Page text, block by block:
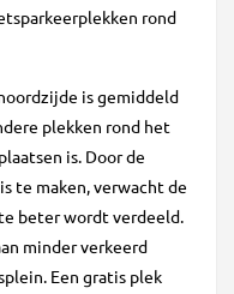
rond
is gemiddeld
plekken rond het
is. Door de
te maken, verwacht de
beter wordt verdeeld.
minder verkeerd
Een gratis plek